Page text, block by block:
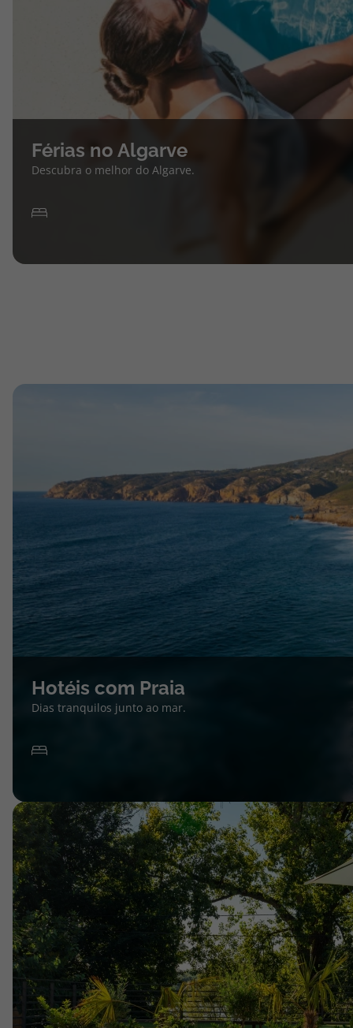
Férias no Algarve
Descubra o melhor do Algarve.
Hotéis com Praia
Dias tranquilos junto ao mar.